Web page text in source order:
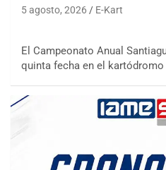
5 agosto, 2026 E-Kart
El Campeonato Anual
quinta fecha en el